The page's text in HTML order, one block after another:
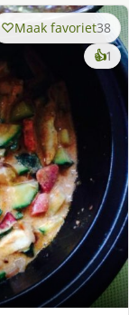
Maak favoriet38
👍1